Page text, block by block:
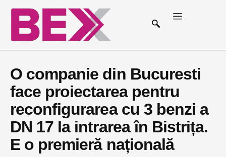
O companie din Bucuresti
face proiectarea pentru
reconfigurarea cu 3 benzi a
DN 17 la intrarea în Bistrița.
E o premieră națională